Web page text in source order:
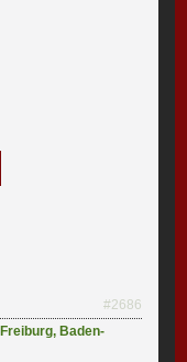
#2686
Freiburg, Baden-